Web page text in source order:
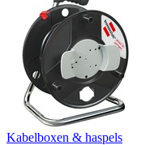
Kabelboxen & haspels